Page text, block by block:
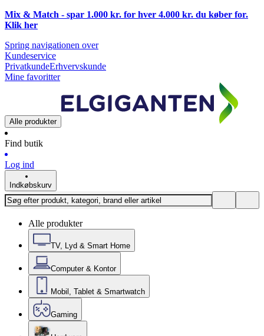
Mix & Match - spar 1.000 kr. for hver 4.000 kr. du køber for.
Klik her
Spring navigationen over
Kundeservice
PrivatkundeErhvervskunde
Mine favoritter
Alle produkter
Find butik
Log ind
Indkøbskurv
Alle produkter
TV, Lyd & Smart Home
Computer & Kontor
Mobil, Tablet & Smartwatch
Gaming